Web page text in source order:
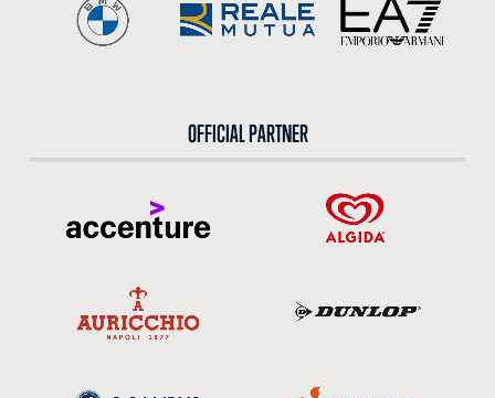
OFFICIAL PARTNER